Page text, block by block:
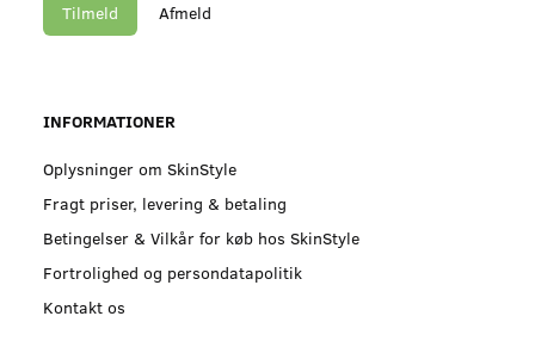
Tilmeld Afmeld
INFORMATIONER
Oplysninger om SkinStyle
Fragt priser, levering & betaling
Betingelser & Vilkår for køb hos SkinStyle
Fortrolighed og persondatapolitik
Kontakt os